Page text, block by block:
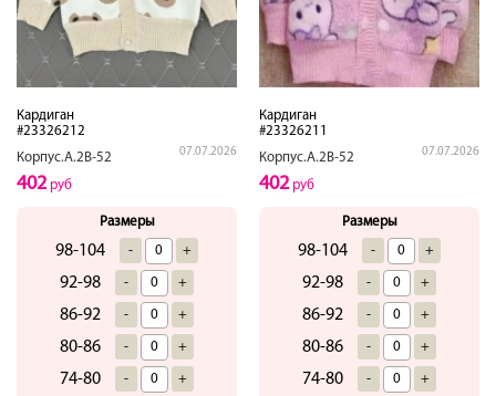
Кардиган
#23326212
Корпус.А.2В-52
07.07.2026
402руб
Размеры
98-104 - +
92-98 - +
86-92 - +
80-86 - +
74-80 - +
Кардиган
#23326211
Корпус.А.2В-52
07.07.2026
402руб
Размеры
98-104 - +
92-98 - +
86-92 - +
80-86 - +
74-80 - +